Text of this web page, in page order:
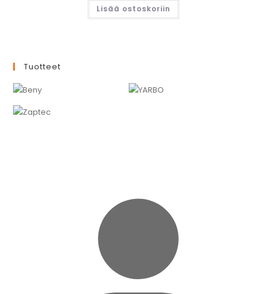
Lisää ostoskoriin
Tuotteet